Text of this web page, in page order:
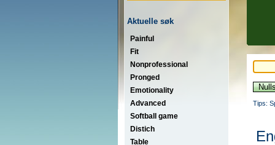
Aktuelle søk
Painful
Fit
Nonprofessional
Pronged
Emotionality
Advanced
Softball game
Distich
Table
Tips: